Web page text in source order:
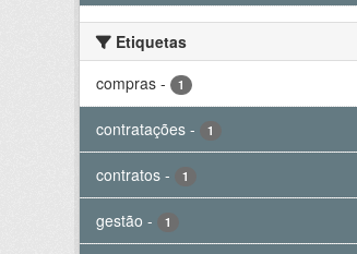
Etiquetas
compras - 1
contratações - 1
contratos - 1
gestão - 1